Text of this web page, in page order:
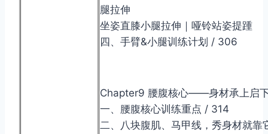
腿拉伸
坐姿直膝小腿拉伸｜哑铃站姿提踵
四、手臂&小腿训练计划 / 306
Chapter9 腰腹核心——身材承上启
一、腰腹核心训练重点 / 314
二、八块腹肌、马甲线，秀身材就靠